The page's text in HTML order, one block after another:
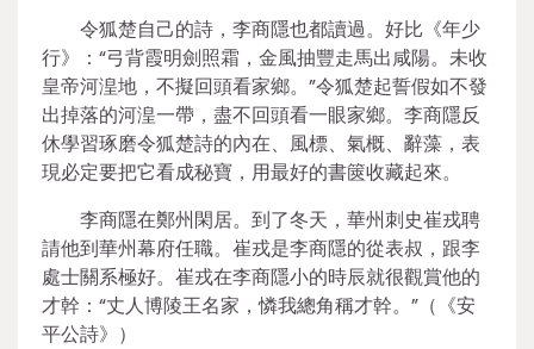
令狐楚自己的詩，李商隱也都讀過。好比《年少
行》：“弓背霞明劍照霜，金風抽豐走馬出咸陽。未收
皇帝河湟地，不擬回頭看家鄉。”令狐楚起誓假如不發
出掉落的河湟一帶，盡不回頭看一眼家鄉。李商隱反
休學習琢磨令狐楚詩的內在、風標、氣概、辭藻，表
現必定要把它看成秘寶，用最好的書篋收藏起來。
李商隱在鄭州閑居。到了冬天，華州刺史崔戎聘
請他到華州幕府任職。崔戎是李商隱的從表叔，跟李
處士關系極好。崔戎在李商隱小的時辰就很觀賞他的
才幹：“丈人博陵王名家，憐我總角稱才幹。”（《安
平公詩》）